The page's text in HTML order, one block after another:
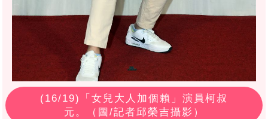
(16/19)「女兒大人加個賴」演員柯叔
元。（圖/記者邱榮吉攝影）